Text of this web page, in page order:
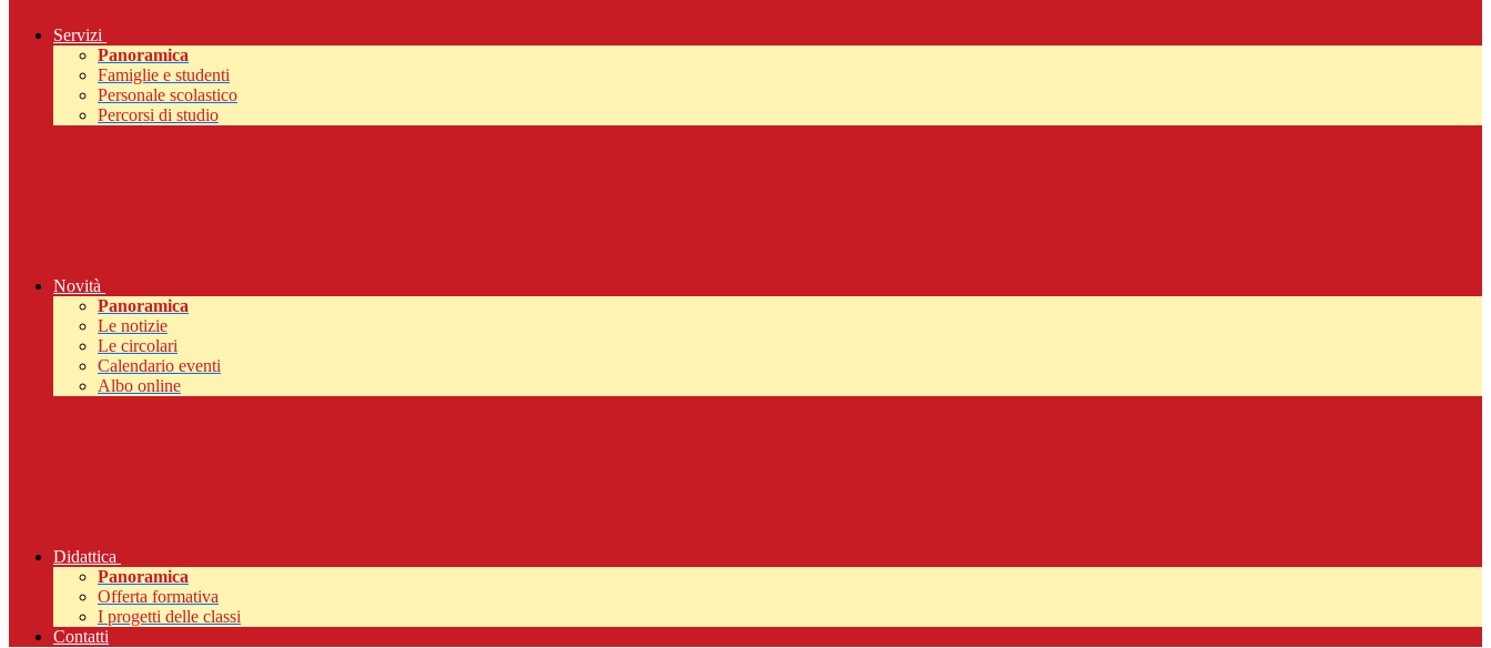
Servizi
Panoramica
Famiglie e studenti
Personale scolastico
Percorsi di studio
Novità
Panoramica
Le notizie
Le circolari
Calendario eventi
Albo online
Didattica
Panoramica
Offerta formativa
I progetti delle classi
Contatti